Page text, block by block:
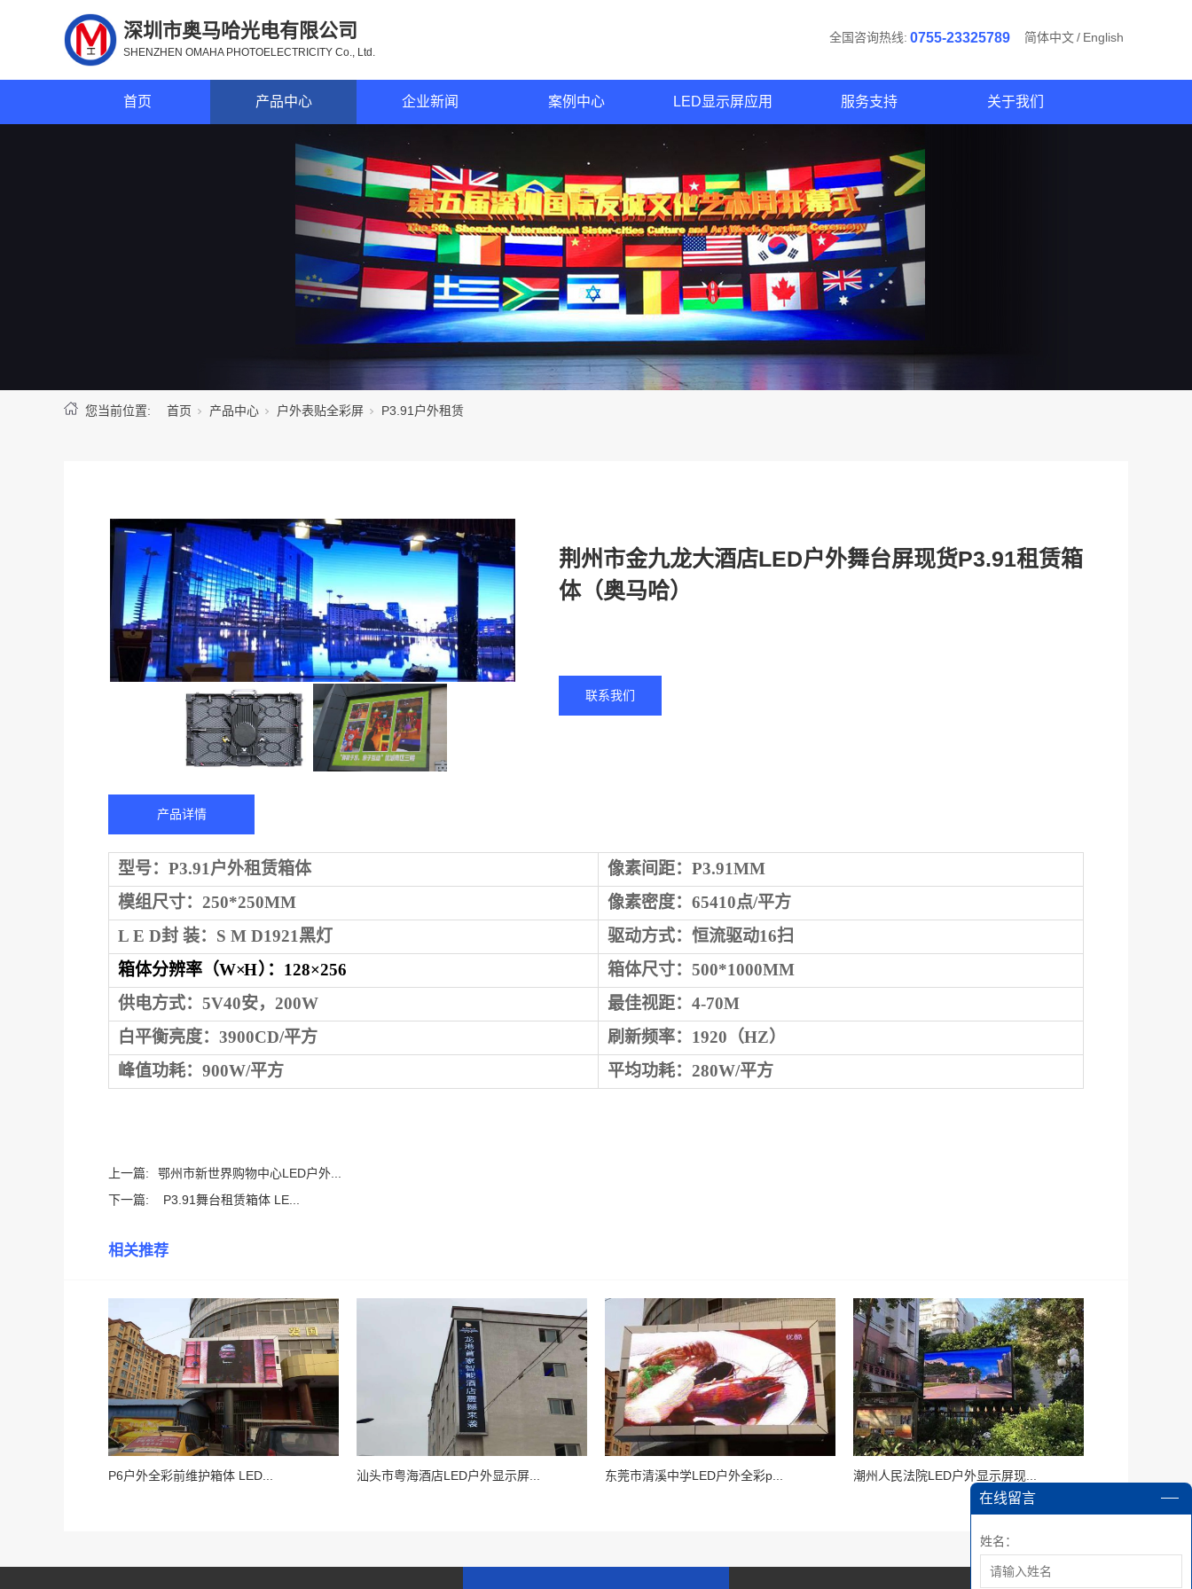
深圳市奥马哈光电有限公司
SHENZHEN OMAHA PHOTOELECTRICITY Co., Ltd.
全国咨询热线: 0755-23325789 简体中文/ English
首页 产品中心 企业新闻 案例中心 LED显示屏应用 服务支持 关于我们
您当前位置: 首页 产品中心 户外表贴全彩屏 P3.91户外租赁
荆州市金九龙大酒店LED户外舞台屏现货P3.91租赁箱
体（奥马哈）
联系我们
产品详情
型号： P3.91户外租赁箱体 像素间距： P3.91MM
模组尺寸： 250*250MM 像素密度： 65410点/平方
L E D封 装：S M D1921黑灯
驱动方式：恒流驱动16扫
箱体分辨率 （W×H） ： 128×256 箱体尺寸： 500*1000MM
供电方式：5V40安，200W
最佳视距： 4-70M
白平衡亮度： 3900CD/平方 刷新频率： 1920 （HZ）
峰值功耗： 900W/平方 平均功耗： 280W/平方
上一篇:
鄂州市新世界购物中心LED户外...
下一篇:
P3.91舞台租赁箱体 LE...
相关推荐
P6户外全彩前维护箱体 LED... 汕头市粤海酒店LED户外显示屏... 东莞市清溪中学LED户外全彩p... 潮州人民法院LED户外显示屏现...
在线留言
姓名：